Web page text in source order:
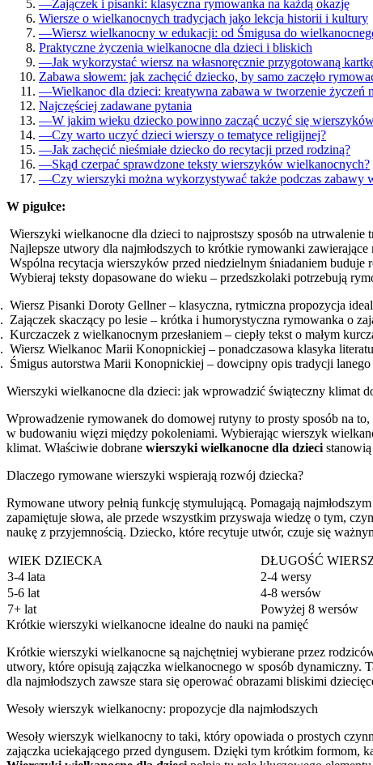
—Zajączek i pisanki: klasyczna rymowanka na każdą okazję
Wiersze o wielkanocnych tradycjach jako lekcja historii i kultury
—Wiersz wielkanocny w edukacji: od Śmigusa do
Praktyczne życzenia wielkanocne dla dzieci i bliskich
—Jak wykorzystać wiersz na własnoręcznie przygotowaną
Zabawa słowem: jak zachęcić dziecko, by samo zaczęło
—Wielkanoc dla dzieci: kreatywna zabawa w tworzenie życzeń
Najczęściej zadawane pytania
—W jakim wieku dziecko powinno zacząć uczyć się
—Czy warto uczyć dzieci wierszy o tematyce religijnej?
—Jak zachęcić nieśmiałe dziecko do recytacji przed rodziną?
—Skąd czerpać sprawdzone teksty wierszyków wielkanocnych?
—Czy wierszyki można wykorzystywać także podczas zabawy
W pigułce:
Wierszyki wielkanocne dla dzieci to najprostszy sposób na utrwalenie
Najlepsze utwory dla najmłodszych to krótkie rymowanki
Wspólna recytacja wierszyków przed niedzielnym śniadaniem buduje
Wybieraj teksty dopasowane do wieku – przedszkolaki potrzebują
Wiersz Pisanki Doroty Gellner – klasyczna, rytmiczna propozycja
Zajączek skaczący po lesie – krótka i humorystyczna rymowanka o
Kurczaczek z wielkanocnym przesłaniem – ciepły tekst o małym
Wiersz Wielkanoc Marii Konopnickiej – ponadczasowa klasyka
Śmigus autorstwa Marii Konopnickiej – dowcipny opis tradycji
Wierszyki wielkanocne dla dzieci: jak wprowadzić świąteczny klimat
Wprowadzenie rymowanek do domowej rutyny to prosty sposób na to,
w budowaniu więzi między pokoleniami. Wybierając wierszyk
klimat. Właściwie dobrane wierszyki wielkanocne dla dzieci
Dlaczego rymowane wierszyki wspierają rozwój dziecka?
Rymowane utwory pełnią funkcję stymulującą. Pomagają
zapamiętuje słowa, ale przede wszystkim przyswaja wiedzę o tym,
naukę z przyjemnością. Dziecko, które recytuje utwór, czuje się
WIEK DZIECKA DŁUGOŚĆ
3-4 lata
2-4 wersy
5-6 lat
4-8 wersów
7+ lat
Powyżej 8 wersów
Krótkie wierszyki wielkanocne idealne do nauki na pamięć
Krótkie wierszyki wielkanocne są najchętniej wybierane przez
utwory, które opisują zajączka wielkanocnego w sposób dynamiczny.
dla najmłodszych zawsze stara się operować obrazami bliskimi
Wesoły wierszyk wielkanocny: propozycje dla najmłodszych
Wesoły wierszyk wielkanocny to taki, który opowiada o prostych
zajączka uciekającego przed dyngusem. Dzięki tym krótkim formom,